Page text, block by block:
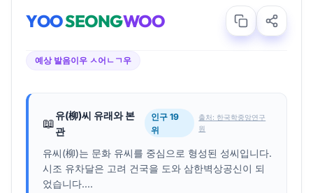
YOOSEONGWOO
예상 발음이우 ㅅ어ㄴㄱ우
📖
유(柳)씨 유래와 본
관
인구 19
위
출처: 한국학중앙연구
원
유씨(柳)는 문화 유씨를 중심으로 형성된 성씨입니다.
시조 유차달은 고려 건국을 도와 삼한벽상공신이 되
었습니다....